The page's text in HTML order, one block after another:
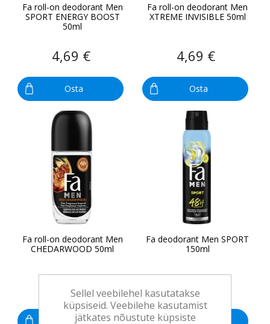
Fa roll-on deodorant Men
SPORT ENERGY BOOST
50ml
4,69 €
Osta
Fa roll-on deodorant Men
XTREME INVISIBLE 50ml
4,69 €
Osta
Fa roll-on deodorant Men
CHEDARWOOD 50ml
4,69 €
Osta
Fa deodorant Men SPORT
150ml
4,69 €
Osta
Sellel veebilehel kasutatakse
küpsiseid. Veebilehe kasutamist
jätkates nõustute küpsiste